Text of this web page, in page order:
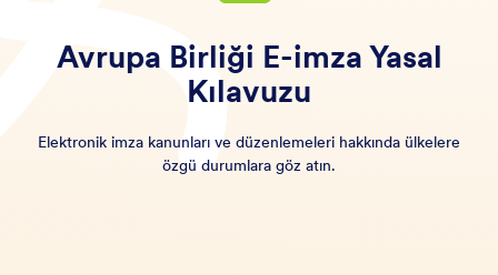
Avrupa Birliği E-imza Yasal
Kılavuzu
Elektronik imza kanunları ve düzenlemeleri hakkında ülkelere
özgü durumlara göz atın.